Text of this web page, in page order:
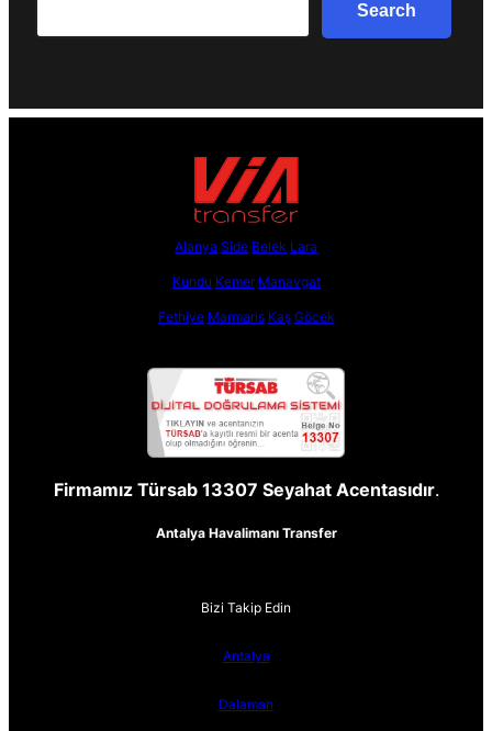
Search
Alanya Side Belek Lara
Kundu Kemer Manavgat
Fethiye Marmaris Kaş Göcek
Firmamız Türsab 13307 Seyahat Acentasıdır.
Antalya Havalimanı Transfer
Bizi Takip Edin
Antalya
Dalaman